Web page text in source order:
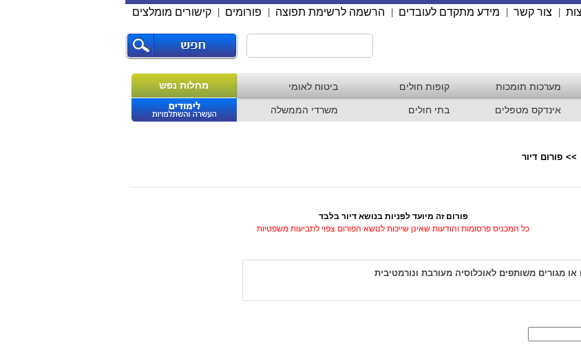
צור קשר מידע מתקדם לעובדים הרשמה לרשימת תפוצה פורומים קישורים מומלצים
מחלות נפש מערכות תומכות קופות חולים ביטוח לאומי
אינדקס מטפלים בתי חולים משרדי הממשלה
>> פורום דיור
פורום זה מיועד לפניות בנושא דיור בלבד
כל המכניס פרסומות והודעות שאינן שייכות לנושא הפורום צפוי לתביעות משפטיות
מגורים משותפים לאוכלוסיה מעורבת ונורמטיבית